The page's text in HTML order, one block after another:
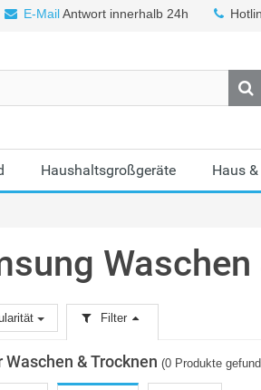
E-MailAntwort innerhalb 24h
Haushaltsgroßgeräte Haus
Filter
Waschen & Trocknen (0 Produkte